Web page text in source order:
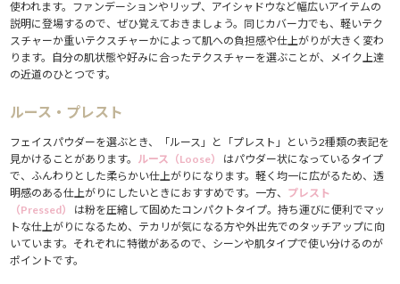
5.1.スキンケアメイク（スキンケア発想のメイク）
5.2.ガラス肌・艶肌
5.3.くすみ・肌トーン
5.4.ブラープライマー
まとめ
使われます。ファンデーションやリップ、アイシャドウなど幅広いアイテムの
説明に登場するので、ぜひ覚えておきましょう。同じカバー力でも、軽いテク
スチャーか重いテクスチャーかによって肌への負担感や仕上がりが大きく変わ
ります。自分の肌状態や好みに合ったテクスチャーを選ぶことが、メイク上達
の近道のひとつです。
ルース・プレスト
フェイスパウダーを選ぶとき、「ルース」と「プレスト」という2種類の表記を
見かけることがあります。
ルース（Loose）
はパウダー状になっているタイプ
で、ふんわりとした柔らかい仕上がりになります。軽く均一に広がるため、透
明感のある仕上がりにしたいときにおすすめです。一方、 プレスト
（Pressed）
は粉を圧縮して固めたコンパクトタイプ。持ち運びに便利でマッ
トな仕上がりになるため、テカリが気になる方や外出先でのタッチアップに向
いています。それぞれに特徴があるので、シーンや肌タイプで使い分けるのが
ポイントです。